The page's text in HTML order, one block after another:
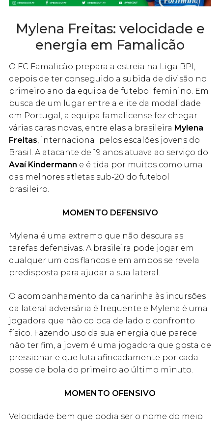
Mylena Freitas: velocidade e
energia em Famalicão
O FC Famalicão prepara a estreia na Liga BPI,
depois de ter conseguido a subida de divisão no
primeiro ano da equipa de futebol feminino. Em
busca de um lugar entre a elite da modalidade
em Portugal, a equipa famalicense fez chegar
várias caras novas, entre elas a brasileira Mylena
Freitas, internacional pelos escalões jovens do
Brasil. A atacante de 19 anos atuava ao serviço do
Avaí Kindermann e é tida por muitos como uma
das melhores atletas sub-20 do futebol
brasileiro.
MOMENTO DEFENSIVO
Mylena é uma extremo que não descura as
tarefas defensivas. A brasileira pode jogar em
qualquer um dos flancos e em ambos se revela
predisposta para ajudar a sua lateral.
O acompanhamento da canarinha às incursões
da lateral adversária é frequente e Mylena é uma
jogadora que não coloca de lado o confronto
físico. Fazendo uso da sua energia que parece
não ter fim, a jovem é uma jogadora que gosta de
pressionar e que luta afincadamente por cada
posse de bola do primeiro ao último minuto.
MOMENTO OFENSIVO
Velocidade bem que podia ser o nome do meio